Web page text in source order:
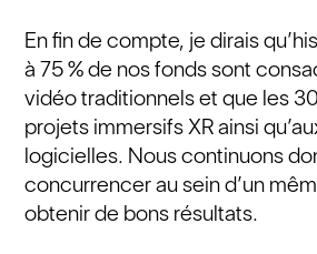
En fin de compte, je dirais
à 75 % de nos fonds sont
vidéo traditionnels et que les
projets immersifs XR ainsi
logicielles. Nous continuons
concurrencer au sein d’un
obtenir de bons résultats.